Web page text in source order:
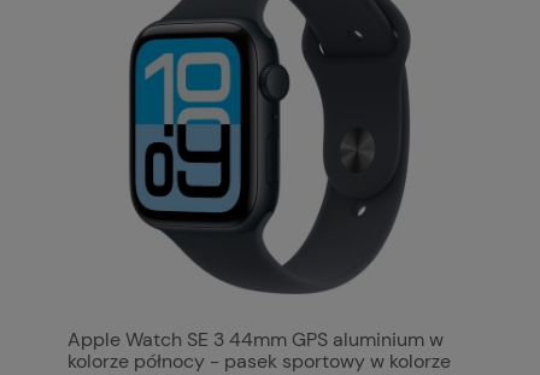
Apple Watch SE 3 44mm GPS aluminium w
kolorze północy - pasek sportowy w kolorze